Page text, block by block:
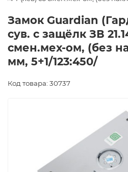
Замок Guardian
сув. с защёлк ЗВ
смен.мех-ом, (без
мм, 5+1/123:450/
Код товара: 30737